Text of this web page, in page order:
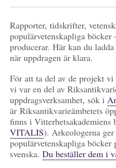
Rapporter, tidskrifter,
populärvetenskapliga
producerar. Här kan du
när uppdragen är klara.
För att ta del av de projekt
vi var en del av
uppdragsverksamhet, sök i
är Riksantikvarieämbetets
finns i Vitterhetsakademiens
VITALIS). Arkeologerna
populärvetenskapliga böcker
svenska. Du beställer dem i